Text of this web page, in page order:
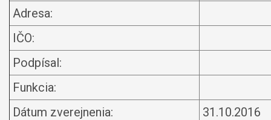
Adresa:
IČO:
Podpísal:
Funkcia:
Dátum zverejnenia:
31.10.2016